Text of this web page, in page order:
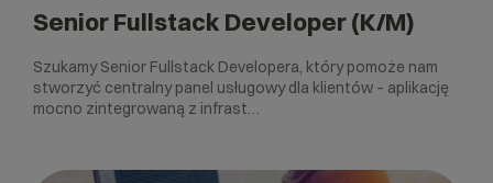
Senior Fullstack Developer (K/M)
Szukamy Senior Fullstack Developera, który pomoże nam
stworzyć centralny panel usługowy dla klientów – aplikację
mocno zintegrowaną z infrast…